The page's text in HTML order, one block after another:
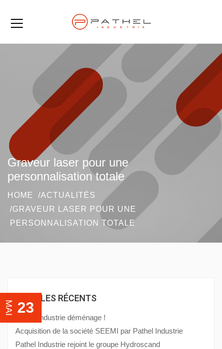
Graveur laser pour une
personnalisation totale
HOME
ACTUALITÉS
GRAVEUR LASER POUR UNE
PERSONNALISATION TOTALE
ARTICLES RÉCENTS
Pathel Industrie déménage !
Acquisition de la société SEEMI par Pathel Industrie
Pathel Industrie rejoint le groupe Hydroscand
23
MAI